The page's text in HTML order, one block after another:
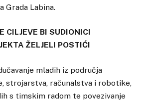
Grada Labina.
CILJEVE BI SUDIONICI
ŽELJELI POSTIĆI
mladih iz područja
strojarstva, računalstva i robotike,
s timskim radom te povezivanje